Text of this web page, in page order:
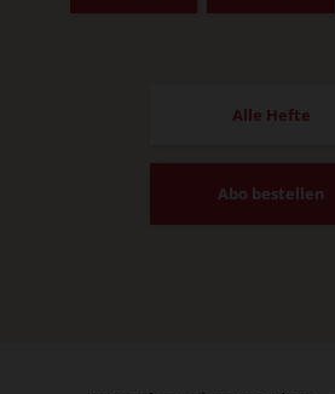
Alle Hefte
Abo bestellen